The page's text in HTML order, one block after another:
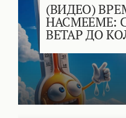
(ВИДЕО)
НАСМЕЕМЕ:
ВЕТАР ДО